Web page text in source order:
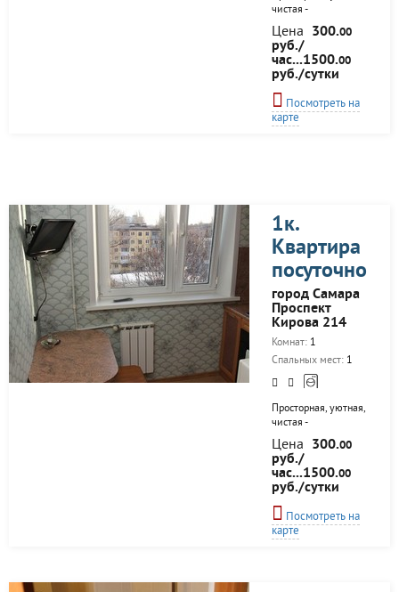
чистая -
однокомнатная
квартира
расположенная в
новом, чистом,
зеленом
микрорайоне . В
квартире Вас ждет
все необходимое,
Fi,новая мебель,
встроенная кухня,
индивидуальное
отопление,
кондиционер, СВЧ-
печь, чайник,
необходимая посуда
и столовые
приборы...
Цена 300.00
руб./
час...1500.00
руб./сутки
Посмотреть на
карте
1к.
Квартира
посуточно
город Самара
Проспект
Кирова 214
Комнат: 1
Спальных мест: 1
Просторная, уютная,
чистая -
однокомнатная
квартира
расположена на
пересечении ул Пр.
Кирова и Стара-
Загора . В квартире
Вас ждет все
необходимое, чтобы
Цена 300.00
руб./
час...1500.00
руб./сутки
Посмотреть на
карте